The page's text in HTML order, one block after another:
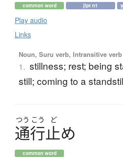
common word jlpt n1
Play audio
Links
Noun, Suru verb, Intransitive verb
1. stillness; rest; being
still; coming to a
つう こう ど
通行止め
common word